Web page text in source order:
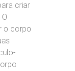
criar
o corpo